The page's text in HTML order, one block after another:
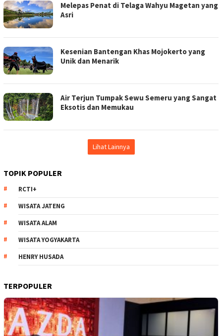
Melepas Penat di Telaga Wahyu Magetan yang
Asri
Kesenian Bantengan Khas Mojokerto yang
Unik dan Menarik
Air Terjun Tumpak Sewu Semeru yang Sangat
Eksotis dan Memukau
Lihat Lainnya
TOPIK POPULER
RCTI+
WISATA JATENG
WISATA ALAM
WISATA YOGYAKARTA
HENRY HUSADA
TERPOPULER